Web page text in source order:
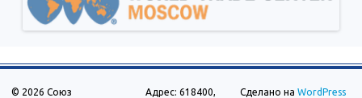
© 2026 Союз
Адрес: 618400,
Сделано на WordPress